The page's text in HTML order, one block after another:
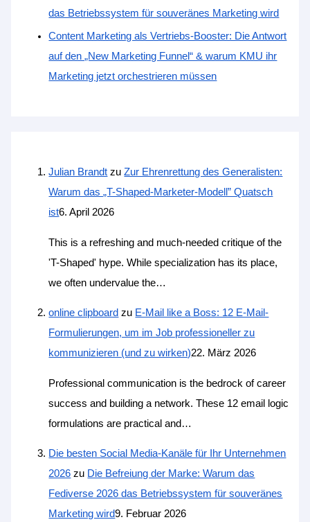
das Betriebssystem für souveränes Marketing wird
Content Marketing als Vertriebs-Booster: Die Antwort
auf den „New Marketing Funnel“ & warum KMU ihr
Marketing jetzt orchestrieren müssen
Julian Brandt zuZur Ehrenrettung des Generalisten:
Warum das „T-Shaped-Marketer-Modell” Quatsch
ist6. April 2026
This is a refreshing and much-needed critique of the
'T-Shaped' hype. While specialization has its place,
we often undervalue the…
online clipboard‌‌ ​ ​​‍ zu E-Mail like a Boss: 12 E-Mail-
Formulierungen, um im Job professioneller zu
kommunizieren (und zu wirken)22. März 2026
Professional communication is the bedrock of career
success and building a network. These 12 email logic
formulations are practical and…
Die besten Social Media-Kanäle für Ihr Unternehmen
2026 zu Die Befreiung der Marke: Warum das
Fediverse 2026 das Betriebssystem für souveränes
Marketing wird9. Februar 2026